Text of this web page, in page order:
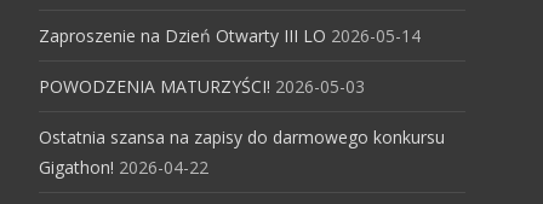
Zaproszenie na Dzień Otwarty III LO 2026-05-14
POWODZENIA MATURZYŚCI! 2026-05-03
Ostatnia szansa na zapisy do darmowego konkursu
Gigathon! 2026-04-22